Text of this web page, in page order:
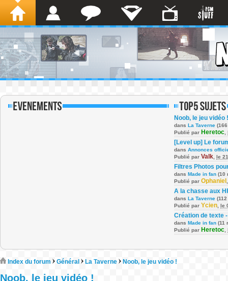
Noob, le jeu vidéo !
dans La Taverne
Publié par Heretoc
[Level up] Le
dans Annonces
Publié par Valk le
Filtres Photos
dans Made in fan (10
Publié par Ophaniel
A la chasse aux
dans La Taverne
Publié par Ycien le
Création de texte
dans Made in fan (11
Publié par Heretoc
Index du forum Général La Taverne Noob, le jeu vidéo !
Noob, le jeu vidéo !